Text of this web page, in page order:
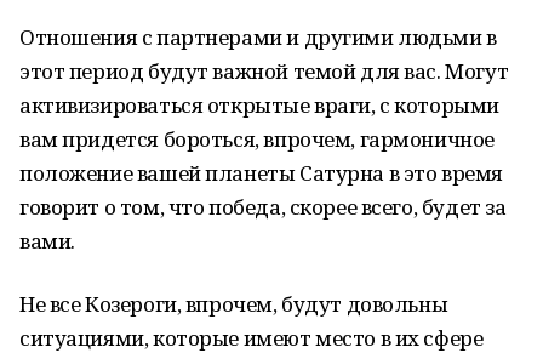
Отношения с партнерами и другими людьми в
этот период будут важной темой для вас. Могут
активизироваться открытые враги, с которыми
вам придется бороться, впрочем, гармоничное
положение вашей планеты Сатурна в это время
говорит о том, что победа, скорее всего, будет за
вами.
Не все Козероги, впрочем, будут довольны
ситуациями, которые имеют место в их сфере